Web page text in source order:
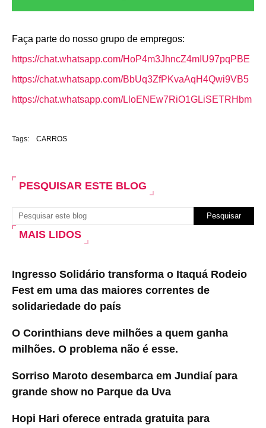
Faça parte do nosso grupo de empregos:
https://chat.whatsapp.com/HoP4m3JhncZ4mIU97pqPBE
https://chat.whatsapp.com/BbUq3ZfPKvaAqH4Qwi9VB5
https://chat.whatsapp.com/LloENEw7RiO1GLiSETRHbm
Tags: CARROS
PESQUISAR ESTE BLOG
MAIS LIDOS
Ingresso Solidário transforma o Itaquá Rodeio
Fest em uma das maiores correntes de
solidariedade do país
O Corinthians deve milhões a quem ganha
milhões. O problema não é esse.
Sorriso Maroto desembarca em Jundiaí para
grande show no Parque da Uva
Hopi Hari oferece entrada gratuita para